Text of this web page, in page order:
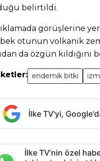
belirtildi.
görüşlerine yer
otunun volkanik
da özgün kıldığını
endemik bitki
İlke TV'yi,
İlke TV’nin özel